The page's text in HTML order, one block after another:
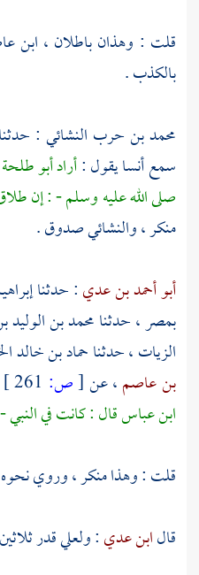
قلت : وهذان باطلان ، ابن
بالكذب .
محمد بن حرب النشائي :
سمعأنسايقول :أرادأبو
صلى الله عليه وسلم - : إن
منكر ، والنشائي صدوق .
أبو أحمد بن عدي: حدثنا
بمصر، حدثنامحمد بن الوليد
الزيات، حدثناحماد بن خالد
بن عاصم، عن[ص:
ابن عباسقال : كانت في
قلت : وهذا منكر ، وروي
قالابن عدي:ولعليقدر